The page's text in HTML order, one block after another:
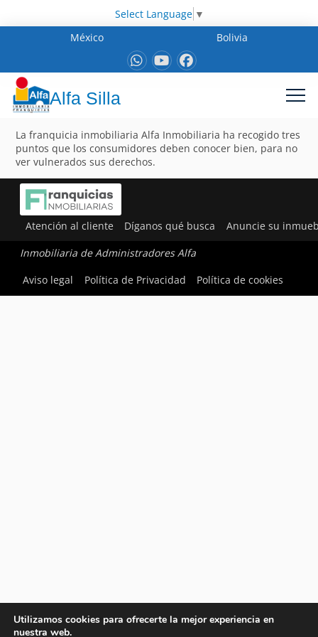
Select Language ▼
México
Bolivia
Alfa Silla
La franquicia inmobiliaria Alfa Inmobiliaria ha recogido tres
puntos que los consumidores deben conocer bien, para no
ver vulnerados sus derechos.
Atención al cliente Díganos qué busca Anuncie su
Inmobiliaria de Administradores Alfa
Aviso legal
Política de Privacidad Política de cookies
Utilizamos cookies para ofrecerte la mejor experiencia en
nuestra web.